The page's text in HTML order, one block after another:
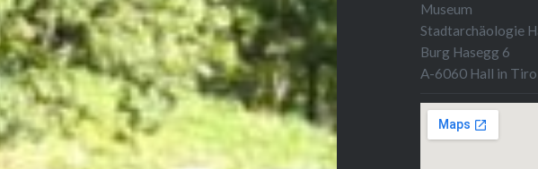
Museum
Stadtarchäologie
Burg Hasegg 6
A-6060 Hall in